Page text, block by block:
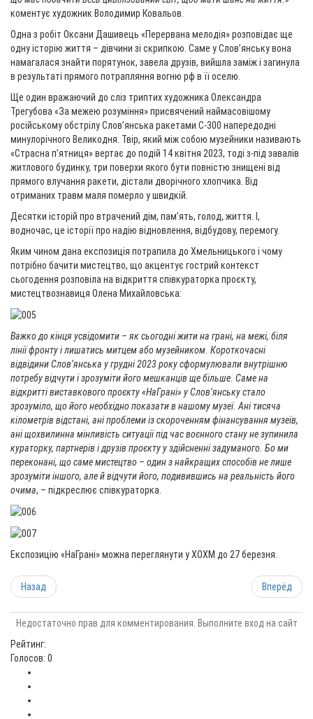
коментує художник Володимир Ковальов.
Одна з робіт Оксани Дашивець «Перервана мелодія» розповідає ще
одну історію життя – дівчини зі скрипкою. Саме у Слов’янську вона
намагалася знайти порятунок, завела друзів, вийшла заміж і загинула
в результаті прямого потрапляння вогню рф в її оселю.
Ще один вражаючий до сліз триптих художника Олександра
Трегубова «За межею розуміння» присвячений наймасовішому
російському обстрілу Слов’янська ракетами С-300 напередодні
минулорічного Великодня. Твір, який між собою музейники називають
«Страсна п’ятниця» вертає до подій 14 квітня 2023, тоді з-під завалів
житлового будинку, три поверхи якого бути повністю знищені від
прямого влучання ракети, дістали дворічного хлопчика. Від
отриманих травм маля померло у швидкій.
Десятки історій про втрачений дім, пам’ять, голод, життя. І,
водночас, це історії про надію відновлення, відбудову, перемогу.
Яким чином дана експозиція потрапила до Хмельницького і чому
потрібно бачити мистецтво, що акцентує гострий контекст
сьогодення розповіла на відкриття співкураторка проєкту,
мистецтвознавиця Олена Михайловська:
Важко до кінця усвідомити – як сьогодні жити на грані, на межі, біля
лінії фронту і лишатись митцем або музейником. Короткочасні
відвідини Слов’янська у грудні 2023 року сформулювали внутрішню
потребу відчути і зрозуміти його мешканців ще більше. Саме на
відкритті виставкового проєкту «НаГрані» у Слов’янську стало
зрозуміло, що його необхідно показати в нашому музеї. Ані тисяча
кілометрів відстані, ані проблеми із скороченням фінансування музеїв,
ані щохвилинна мінливість ситуації під час воєнного стану не зупинила
кураторку, партнерів і друзів проєкту у здійсненні задуманого. Бо ми
переконані, що саме мистецтво – один з найкращих способів не лише
зрозуміти іншого, але й відчути його, подивившись на реальність його
очима, – підкреслює співкураторка.
Експозицію «НаГрані» можна переглянути у ХОХМ до 27 березня.
Назад Вперёд
Недостаточно прав для комментирования. Выполните вход на сайт
Рейтинг:
Голосов: 0